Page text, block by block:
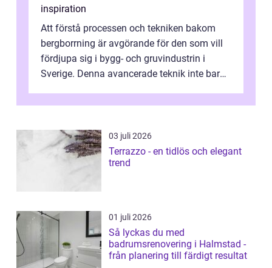
inspiration
Att förstå processen och tekniken bakom
bergborrning är avgörande för den som vill
fördjupa sig i bygg- och gruvindustrin i
Sverige. Denna avancerade teknik inte bara
03 juli 2026
Terrazzo - en tidlös och elegant
trend
01 juli 2026
Så lyckas du med
badrumsrenovering i Halmstad -
från planering till färdigt resultat